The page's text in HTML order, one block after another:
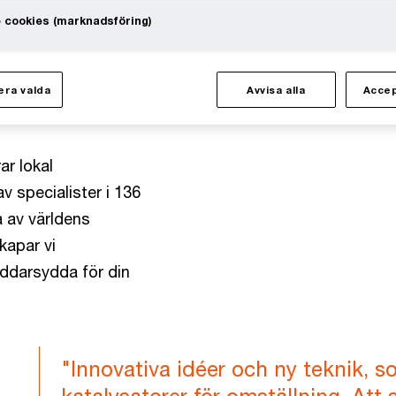
– men att stå
lokal
specialister i 136
av världens
vi
för din
"Innovativa idéer och ny teknik,
cookies (marknadsföring)
valda Avvisa alla